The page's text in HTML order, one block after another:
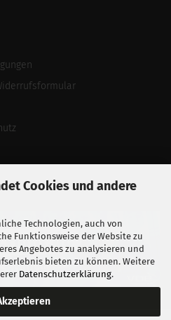
Cookies und andere
Technologien, auch von
Funktionsweise der Website zu
Angebotes zu analysieren und
bieten zu können. Weitere
Datenschutzerklärung.